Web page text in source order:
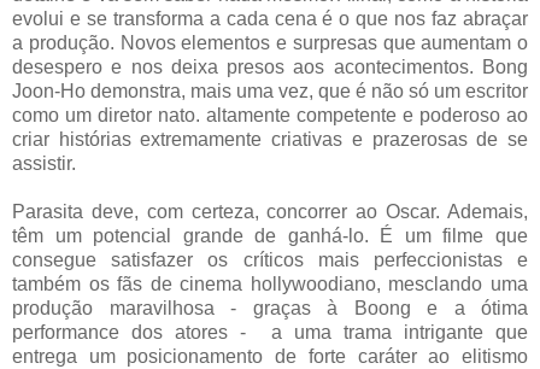
evolui e se transforma a cada cena é o que nos faz abraçar
a produção. Novos elementos e surpresas que aumentam o
desespero e nos deixa presos aos acontecimentos. Bong
Joon-Ho demonstra, mais uma vez, que é não só um escritor
como um diretor nato. altamente competente e poderoso ao
criar histórias extremamente criativas e prazerosas de se
assistir.
Parasita deve, com certeza, concorrer ao Oscar. Ademais,
têm um potencial grande de ganhá-lo. É um filme que
consegue satisfazer os críticos mais perfeccionistas e
também os fãs de cinema hollywoodiano, mesclando uma
produção maravilhosa - graças à Boong e a ótima
performance dos atores - a uma trama intrigante que
entrega um posicionamento de forte caráter ao elitismo